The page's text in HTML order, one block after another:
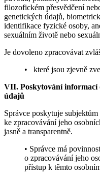
filozofickém přesvědčení
genetických údajů,
identifikace fyzické osoby,
sexuálním životě nebo
Je dovoleno zpracovávat
• které jsou zjevně
VII. Poskytování informací
údajů
Správce poskytuje
ke zpracovávání jeho
jasně a transparentně.
• Správce má
o zpracovávání jeho
přístup k těmto